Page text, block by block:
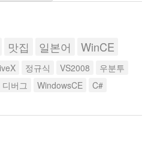
맛집 일본어
WinCE
정규식 VS2008
우분투
디버그 WindowsCE
C#